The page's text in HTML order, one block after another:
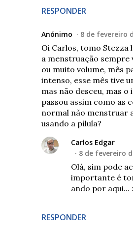
RESPONDER
Anónimo 8 de fevereiro
Oi Carlos, tomo Stezza
a menstruação sempre
ou muito volume, mês
intenso, esse mês tive
mas não desceu, mas o
passou assim como as
normal não menstruar
usando a pílula?
RESPONDER
Carlos Edgar
8 de fevereiro
Olá, sim pode
importante é
ando por aqui...